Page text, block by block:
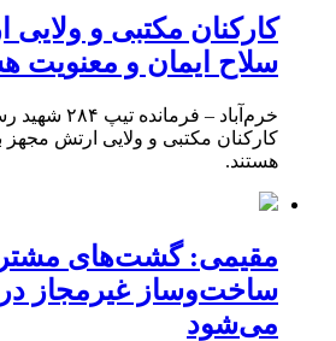
کارکنان مکتبی و
سلاح ایمان و معنویت
خرم‌آباد –
کارکنان مکتبی و ولایی ارتش مجهز
هستند.
مقیمی: گشت‌های
ساخت‌وساز غیرمجاز
می‌شود